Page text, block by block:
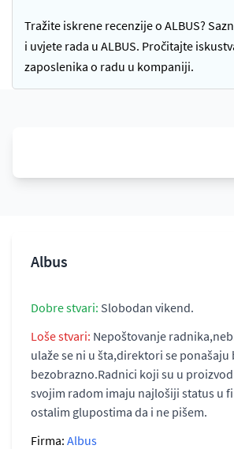
Tražite iskrene recenzije o ALBUS?
i uvjete rada u ALBUS. Pročitajte
zaposlenika o radu u kompaniji.
Albus
Dobre stvari: Slobodan vikend.
Loše stvari: Nepoštovanje
ulaže se ni u šta,direktori se ponašaju
bezobrazno.Radnici koji su u
svojim radom imaju najlošiji status u
ostalim glupostima da i ne pišem.
Firma: Albus